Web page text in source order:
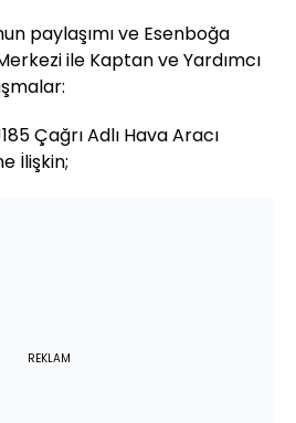
paylaşımı ve Esenboğa
ile Kaptan ve Yardımcı
Çağrı Adlı Hava Aracı
İlişkin;
REKLAM